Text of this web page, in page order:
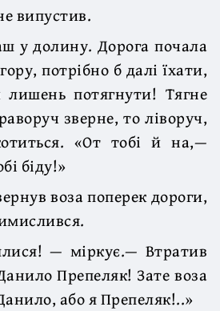
випустив.
у долину. Дорога почала
потрібно б далі їхати,
потягнути! Тягне
зверне, то ліворуч,
«От тобі й на,—
біду!»
воза поперек дороги,
— міркує.— Втратив
Препеляк! Зате воза
або я Препеляк!..»